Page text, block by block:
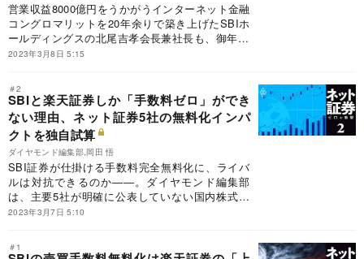
営業収益8000億円をうかがうインターネット金融
コングロマリットを20年余りで築き上げたSBIホ
ールディングスの北尾吉孝会長兼社長も、御年72
歳だ。異形の経営者の後継候補として3人の名前
2023年3月8日 5:15
＃2
SBIと楽天証券しか「手数料ゼロ」ができ
ない理由、ネット証券5社の無料化インパ
クトを独自試算
ダイヤモンド編集部,岡田 悟
SBI証券が仕掛ける手数料完全無料化に、ライバ
ルは対抗できるのか――。ダイヤモンド編集部
は、主要5社が明確に公表していない国内株式の
売買手数料率を独自に推計。さらに収益に占める
合の影響度を解明する。
2023年3月7日 5:10
＃1